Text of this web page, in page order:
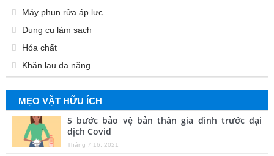
Máy phun rửa áp lực
Dụng cụ làm sạch
Hóa chất
Khăn lau đa năng
MẸO VẶT HỮU ÍCH
5 bước bảo vệ bản thân gia đình trước đại
dịch Covid
Tháng 7 16, 2021